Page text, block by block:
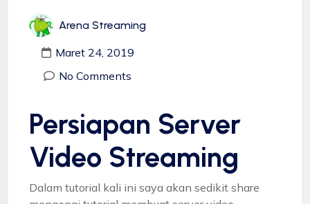
Arena Streaming
Maret 24, 2019
No Comments
Persiapan Server
Video Streaming
Dalam tutorial kali ini saya akan sedikit share